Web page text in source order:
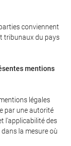
conviennent
tribunaux du pays
mentions
légales
par une autorité
l'applicabilité des
la mesure où